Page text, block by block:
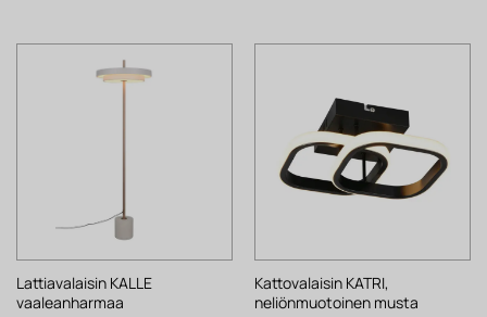
Lattiavalaisin KALLE
vaaleanharmaa
Kattovalaisin KATRI,
neliönmuotoinen musta